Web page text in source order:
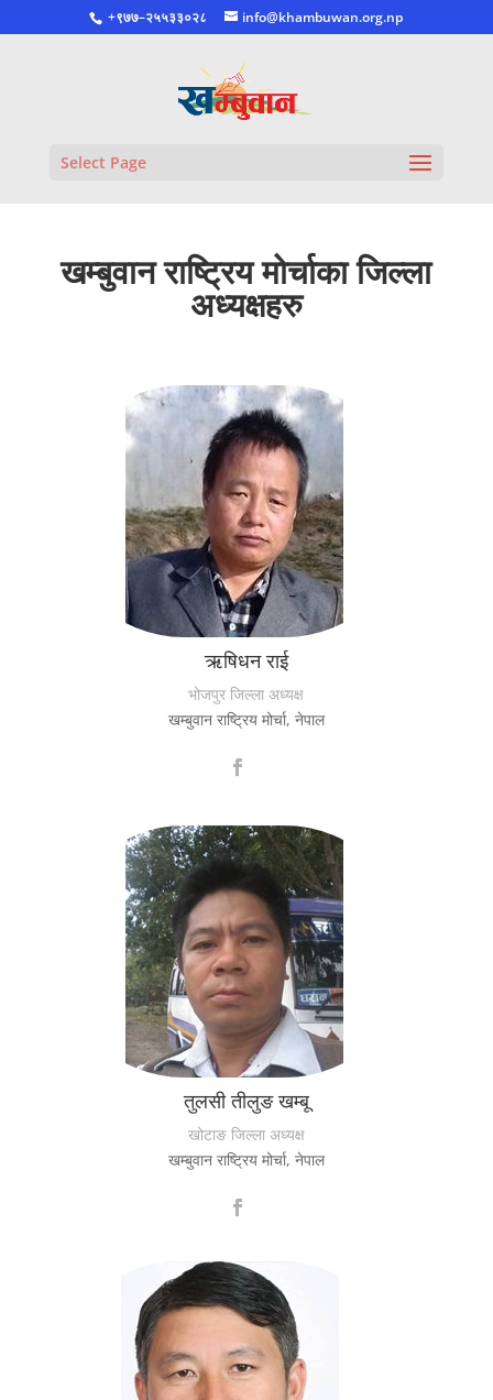
+९७७–२५५३३०२८ info@khambuwan.org.np
Select Page
खम्बुवान राष्ट्रिय मोर्चाका जिल्ला
अध्यक्षहरु
ऋषिधन राई
भोजपुर जिल्ला अध्यक्ष
खम्बुवान राष्ट्रिय मोर्चा, नेपाल
तुलसी तीलुङ खम्बू
खोटाङ जिल्ला अध्यक्ष
खम्बुवान राष्ट्रिय मोर्चा, नेपाल